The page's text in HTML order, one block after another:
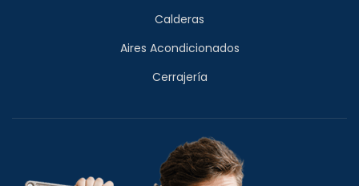
Calderas
Aires Acondicionados
Cerrajería